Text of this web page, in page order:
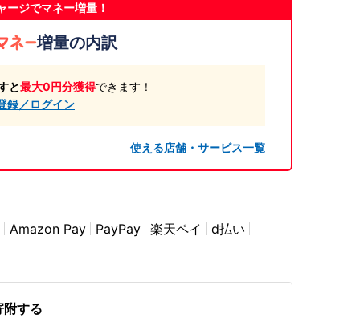
ージでマネー増量！
増量の内訳
と最大0円分獲得できます！
録／ログイン
使える店舗・サービス一覧
Amazon Pay PayPay 楽天ペイ d払い
する